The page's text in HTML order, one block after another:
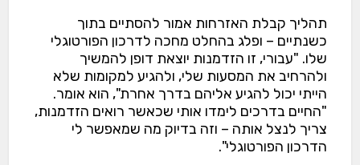
תהליך קבלת האזרחות אמור להסתיים בתוך
כשנתיים – ופלג בהחלט מחכה לדרכון הפורטוגלי
שלו. "עבורי, זו הזדמנות יוצאת דופן להמשיך
ולהרחיב את המסעות שלי, ולהגיע למקומות שלא
הייתי יכול להגיע אליהם בדרך אחרת", הוא אומר.
"החיים בדרכים לימדו אותי שכאשר רואים הזדמנות,
צריך לנצל אותה – וזה בדיוק מה שמאפשר לי
הדרכון הפורטוגלי".